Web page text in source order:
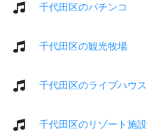
千代田区のパチンコ
千代田区の観光牧場
千代田区のライブハウス
千代田区のリゾート施設